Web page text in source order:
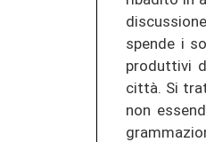
spen­de i
pro­d­ut­ti­vi
città. Si
non